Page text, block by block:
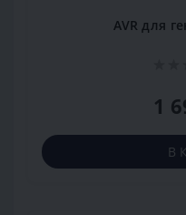
AVR для
1
В